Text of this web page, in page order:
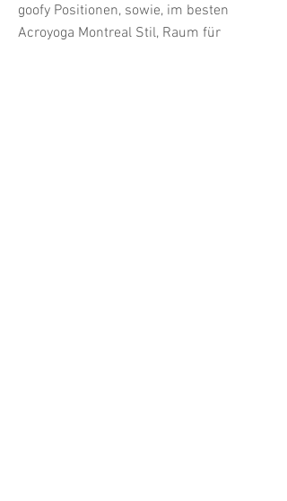
goofy Positionen, sowie, im besten
Acroyoga Montreal Stil, Raum für